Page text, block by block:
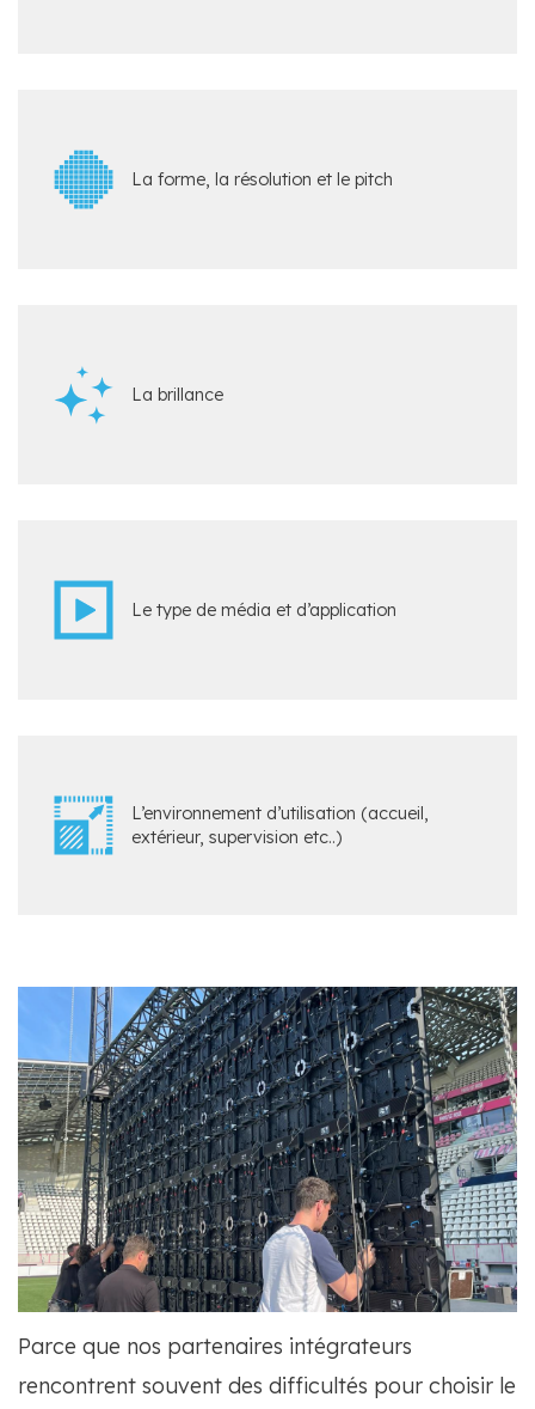
La forme, la résolution et le pitch
La brillance
Le type de média et d’application
L’environnement d’utilisation (accueil,
extérieur, supervision etc..)
Parce que nos partenaires intégrateurs
rencontrent souvent des difficultés pour choisir le